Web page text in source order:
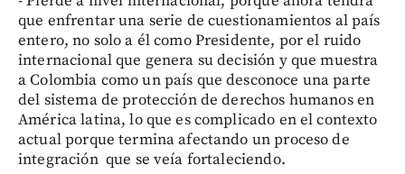
que enfrentar una serie de cuestionamientos al país
entero, no solo a él como Presidente, por el ruido
internacional que genera su decisión y que muestra
a Colombia como un país que desconoce una parte
del sistema de protección de derechos humanos en
América latina, lo que es complicado en el contexto
actual porque termina afectando un proceso de
integración que se veía fortaleciendo.